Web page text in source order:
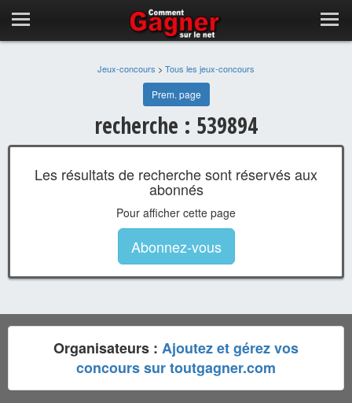
Jeux-concours > Tous les jeux-concours
Prem. page
recherche : 539894
Les résultats de recherche sont réservés aux
abonnés
Pour afficher cette page
Abonnez-vous
Organisateurs : Ajoutez et gérez vos
concours sur toutgagner.com